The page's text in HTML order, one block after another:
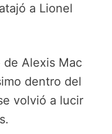
a Lionel
Alexis Mac
dentro del
volvió a lucir